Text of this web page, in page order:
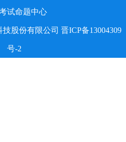
试命题中心
股份有限公司 晋ICP备13004309
号-2